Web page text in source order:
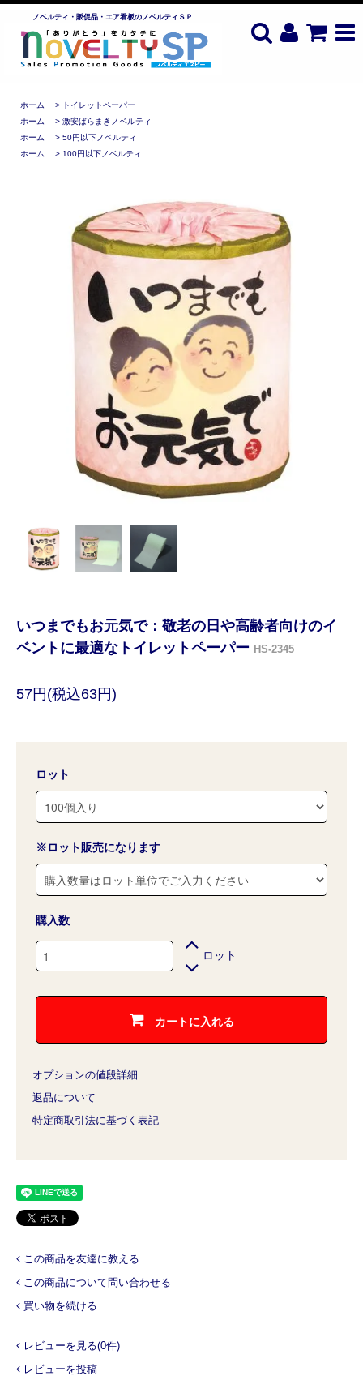
ノベルティ・販促品・エア看板のノベルティＳＰ
ホーム >
トイレットペーパー
ホーム
> 激安ばらまきノベルティ
ホーム
> 50円以下ノベルティ
ホーム
> 100円以下ノベルティ
いつまでもお元気で：敬老の日や高齢者向けのイ
ベントに最適なトイレットペーパー HS-2345
57円(税込63円)
ロット
※ロット販売になります
購入数
ロット
カートに入れる
オプションの値段詳細
返品について
特定商取引法に基づく表記
この商品を友達に教える
この商品について問い合わせる
買い物を続ける
レビューを見る(0件)
レビューを投稿